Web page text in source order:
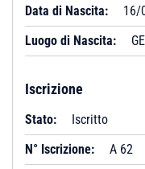
Data di Nascita:
16/
Luogo di Nascita:
Iscrizione
Stato:
Iscritto
N° Iscrizione:
A 62